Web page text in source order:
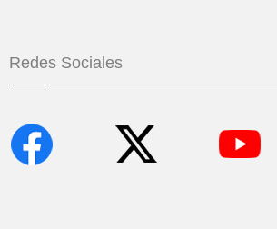
Redes Sociales